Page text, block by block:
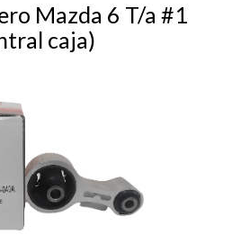
Mazda 6 T/a #1
caja)